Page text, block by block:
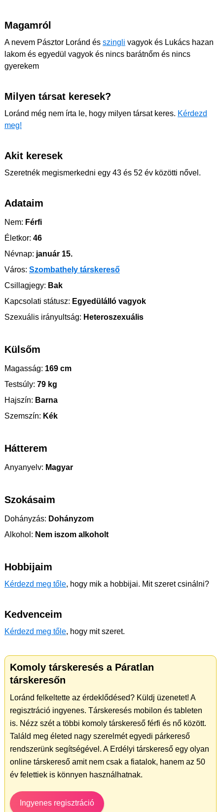
Magamról
A nevem Pásztor Loránd és szingli vagyok és Lukács hazan
lakom és egyedül vagyok és nincs barátnőm és nincs
gyerekem
Milyen társat keresek?
Loránd még nem írta le, hogy milyen társat keres. Kérdezd
meg!
Akit keresek
Szeretnék megismerkedni egy 43 és 52 év közötti nővel.
Adataim
Nem: Férfi
Életkor: 46
Névnap: január 15.
Város: Szombathely társkereső
Csillagjegy: Bak
Kapcsolati státusz: Egyedülálló vagyok
Szexuális irányultság: Heteroszexuális
Külsőm
Magasság: 169 cm
Testsúly: 79 kg
Hajszín: Barna
Szemszín: Kék
Hátterem
Anyanyelv: Magyar
Szokásaim
Dohányzás: Dohányzom
Alkohol: Nem iszom alkoholt
Hobbijaim
Kérdezd meg tőle, hogy mik a hobbijai. Mit szeret csinálni?
Kedvenceim
Kérdezd meg tőle, hogy mit szeret.
Komoly társkeresés a Páratlan
társkeresőn
Loránd felkeltette az érdeklődésed? Küldj üzenetet! A
regisztráció ingyenes. Társkeresés mobilon és tableten
is. Nézz szét a többi komoly társkereső férfi és nő között.
Találd meg életed nagy szerelmét egyedi párkereső
rendszerünk segítségével. A Erdélyi társkereső egy olyan
online társkereső amit nem csak a fiatalok, hanem az 50
év felettiek is könnyen használhatnak.
Ingyenes regisztráció